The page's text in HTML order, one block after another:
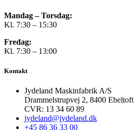
Mandag – Torsdag:
Kl. 7:30 – 15:30
Fredag:
Kl. 7:30 – 13:00
Kontakt
Jydeland Maskinfabrik A/S
Drammelstrupvej 2, 8400 Ebeltoft
CVR: 13 34 60 89
jydeland@jydeland.dk
+45 86 36 33 00